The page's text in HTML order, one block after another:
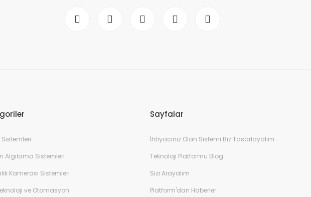
Algılama Sistemleri
Kamerası Sistemleri
ve Otomasyon
Sayfalar
İhtiyacınız Olan Sistemi Biz Tasarlayalım
Teknoloji Platformu Blog
Sizi Arayalım
Platform'dan Haberler